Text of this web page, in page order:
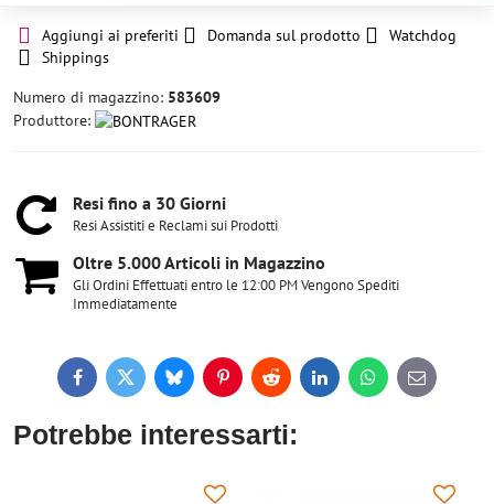
Aggiungi ai preferiti Domanda sul prodotto
Watchdog
Shippings
Numero di magazzino: 583609
Produttore:
Resi fino a 30 Giorni
Resi Assistiti e Reclami sui Prodotti
Oltre 5​.000 Articoli in Magazzino
Gli Ordini Effettuati entro le 12:00 PM Vengono Spediti
Immediatamente
FacebookTwitterBlueskyPinterestReddit LinkedInWhatsApp
E-
mail
Potrebbe interessarti: